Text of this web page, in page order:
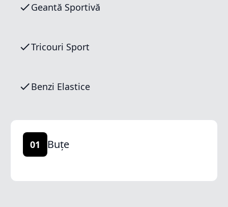
Geantă Sportivă
Tricouri Sport
Benzi Elastice
01 Buțe